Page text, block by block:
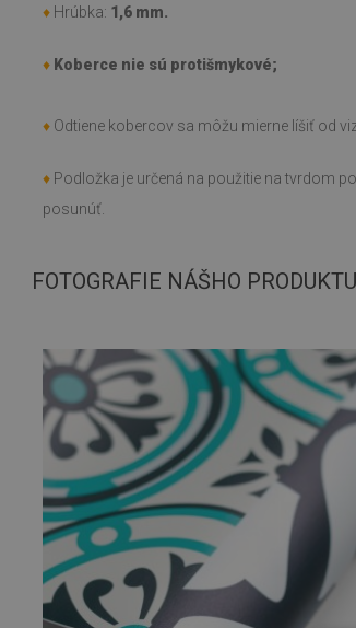
♦ Hrúbka: 1,6 mm.
♦ Koberce nie sú protišmykové;
♦ Odtiene kobercov sa môžu mierne líšiť od
♦ Podložka je určená na použitie na tvrdom
posunúť.
FOTOGRAFIE NÁŠHO PRODUKTU